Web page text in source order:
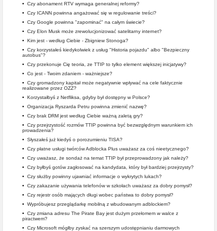
• Czy abonament RTV wymaga generalnej reformy?
• Czy ICANN powinna angażować się w regulowanie treści?
• Czy Google powinna "zapominać" na całym świecie?
• Czy Elon Musk może zrewolucjonizować satelitarny internet?
• Kim jest - według Ciebie - Zbigniew Stonoga?
• Czy korzystałeś kiedykolwiek z usług "Historia pojazdu" albo "Bezpieczny
autobus"?
• Czy przekonuje Cię teoria, ze TTIP to tylko element większej inicjatywy?
• Co jest - Twoim zdaniem - ważniejsze?
• Czy gromadzony kapitał może negatywnie wpływać na cele faktycznie
realizowane przez OZZ?
• Korzystałbyś z Netfliksa, gdyby był dostępny w Polsce?
• Organizacja Ryszarda Petru powinna zmienić nazwę?
• Czy brak DRM jest według Ciebie ważną zaletą gry?
• Czy przejrzystość rozmów TTIP powinna być bezwzględnym warunkiem ich
prowadzenia?
• Słyszałeś już kiedyś o porozumieniu TISA?
• Czy płatne usługi twórców Adblocka Plus uważasz za coś nieetycznego?
• Czy uważasz, że sondaż na temat TTIP był przeprowadzony jak należy?
• Czy byłbyś gotów zagłosować na kandydata, który był bardziej przejrzysty?
• Czy służby powinny ujawniać informacje o wykrytych lukach?
• Czy zakazanie używania telefonów w szkołach uważasz za dobry pomysł?
• Czy rejestr osób mających długi wobec państwa to dobry pomysł?
• Wypróbujesz przeglądarkę mobilną z wbudowanym adblockiem?
• Czy zmiana adresu The Pirate Bay jest dużym przełomem w walce z
piractwem?
• Czy Microsoft mógłby zyskać na szerszym udostępnianiu darmowych